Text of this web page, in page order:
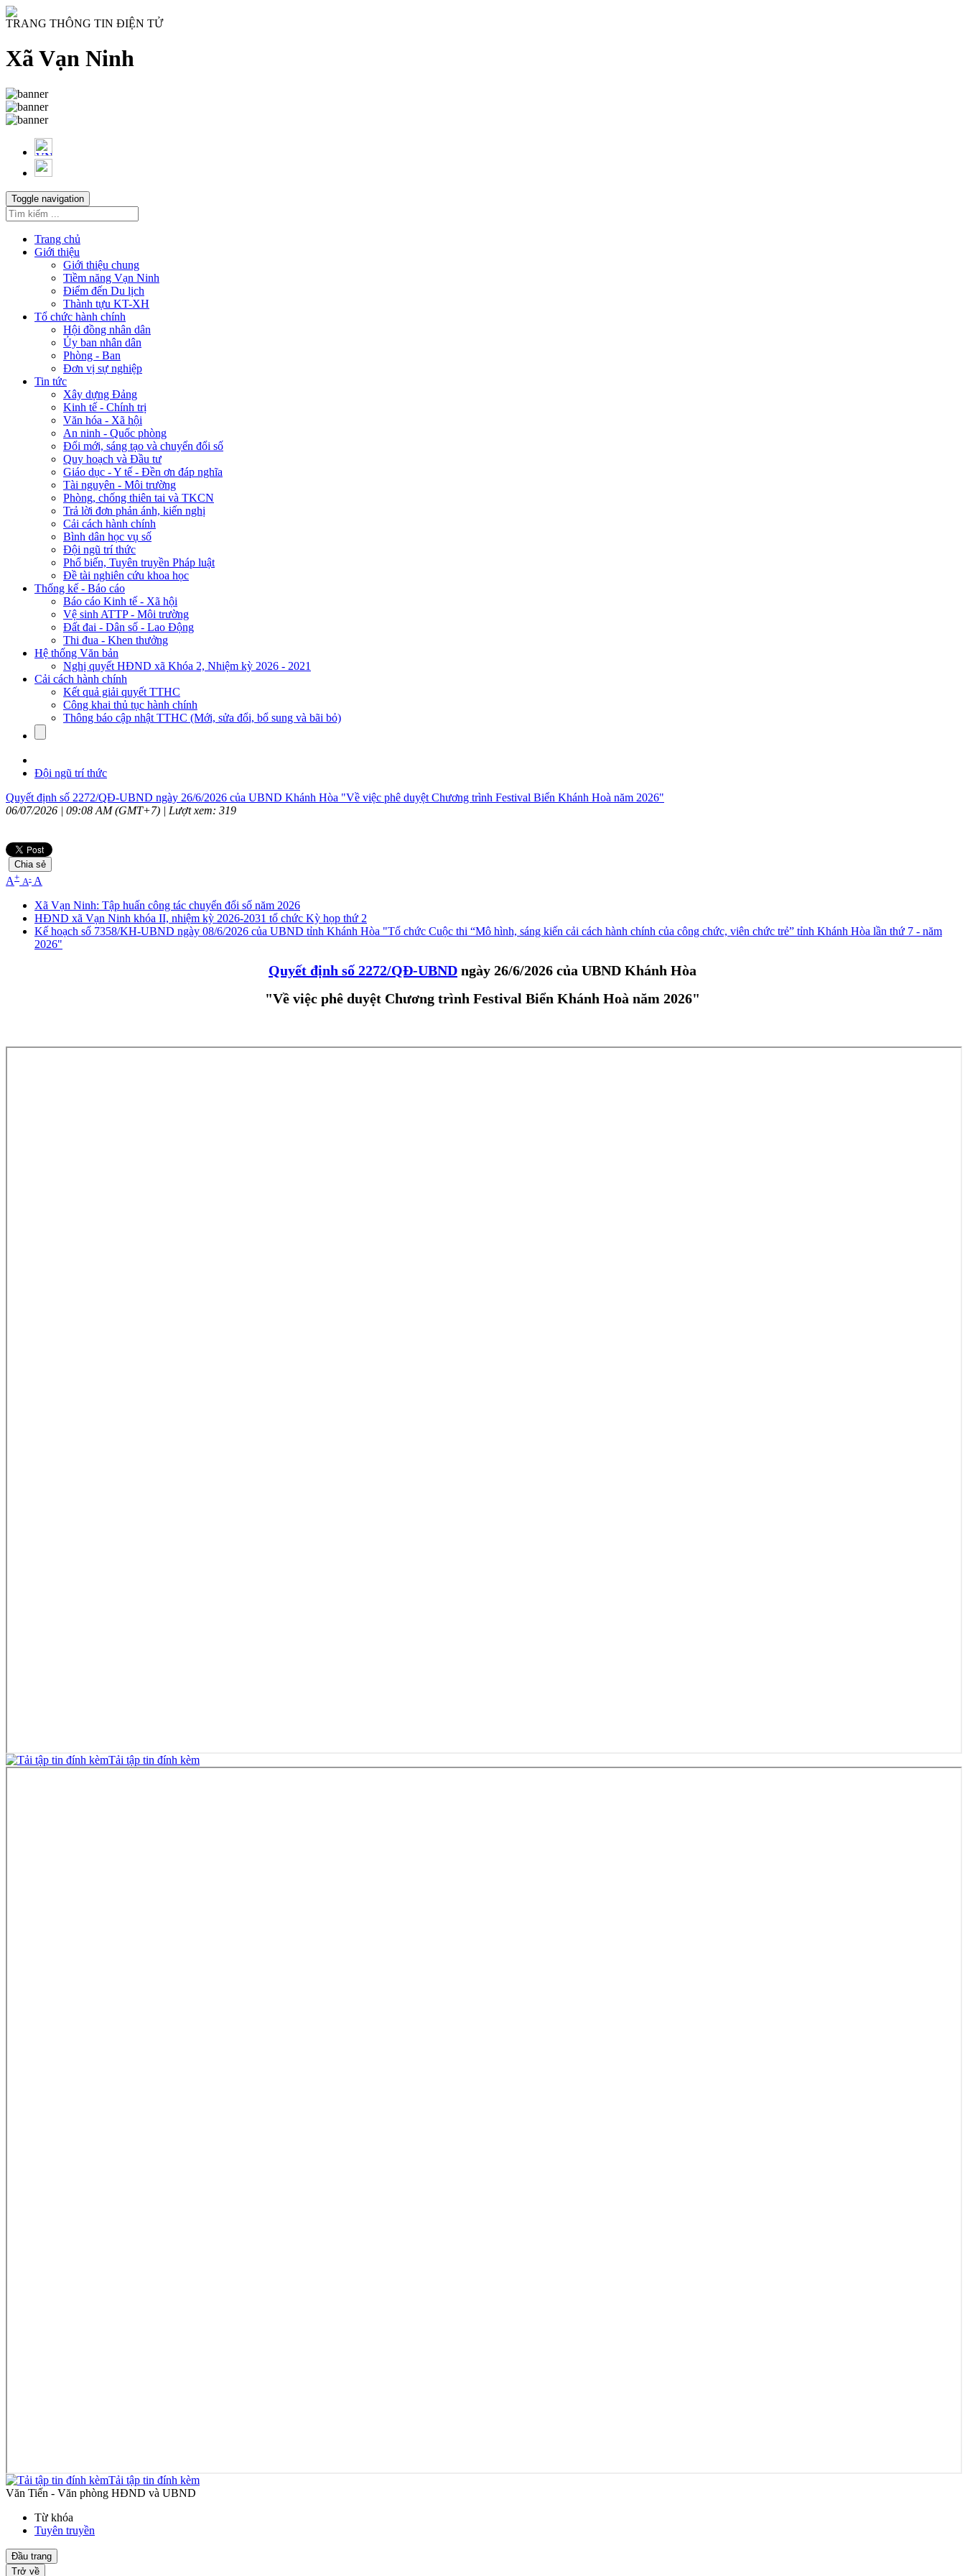
TRANG THÔNG TIN ĐIỆN TỬ
Xã Vạn Ninh
Toggle navigation
Trang chủ
Giới thiệu
Giới thiệu chung
Tiềm năng Vạn Ninh
Điểm đến Du lịch
Thành tựu KT-XH
Tổ chức hành chính
Hội đồng nhân dân
Ủy ban nhân dân
Phòng - Ban
Đơn vị sự nghiệp
Tin tức
Xây dựng Đảng
Kinh tế - Chính trị
Văn hóa - Xã hội
An ninh - Quốc phòng
Đổi mới, sáng tạo và chuyển đổi số
Quy hoạch và Đầu tư
Giáo dục - Y tế - Đền ơn đáp nghĩa
Tài nguyên - Môi trường
Phòng, chống thiên tai và TKCN
Trả lời đơn phản ánh, kiến nghị
Cải cách hành chính
Bình dân học vụ số
Đội ngũ trí thức
Phổ biến, Tuyên truyền Pháp luật
Đề tài nghiên cứu khoa học
Thống kế - Báo cáo
Báo cáo Kinh tế - Xã hội
Vệ sinh ATTP - Môi trường
Đất đai - Dân số - Lao Động
Thi đua - Khen thưởng
Hệ thống Văn bản
Nghị quyết HĐND xã Khóa 2, Nhiệm kỳ 2026 - 2021
Cải cách hành chính
Kết quả giải quyết TTHC
Công khai thủ tục hành chính
Thông báo cập nhật TTHC (Mới, sửa đổi, bổ sung và bãi bỏ)
Đội ngũ trí thức
Quyết định số 2272/QĐ-UBND ngày 26/6/2026 của UBND Khánh Hòa "Về việc phê duyệt Chương trình Festival Biển Khánh Hoà năm 2026"
06/07/2026 | 09:08 AM (GMT+7) | Lượt xem: 319
Chia sẻ
A+ A- A
Xã Vạn Ninh: Tập huấn công tác chuyển đổi số năm 2026
HĐND xã Vạn Ninh khóa II, nhiệm kỳ 2026-2031 tổ chức Kỳ họp thứ 2
Kế hoạch số 7358/KH-UBND ngày 08/6/2026 của UBND tỉnh Khánh Hòa "Tổ chức Cuộc thi “Mô hình, sáng kiến cải cách hành chính của công chức, viên chức trẻ” tỉnh Khánh Hòa lần thứ 7 - năm
2026"
Quyết định số 2272/QĐ-UBND ngày 26/6/2026 của UBND Khánh Hòa
"Về việc phê duyệt Chương trình Festival Biển Khánh Hoà năm 2026"
Tải tập tin đính kèm
Tải tập tin đính kèm
Văn Tiến - Văn phòng HĐND và UBND
Từ khóa
Tuyên truyền
Đầu trang
Trở về